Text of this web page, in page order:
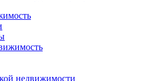
недвижимости